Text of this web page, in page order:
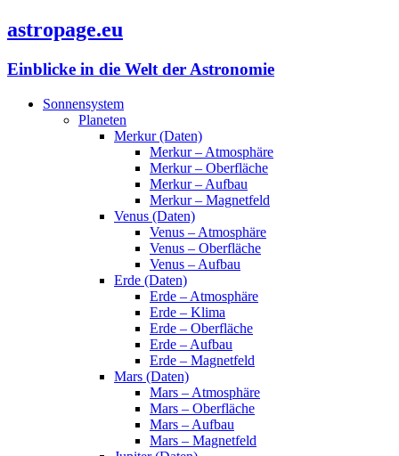
astropage.eu
Einblicke in die Welt der Astronomie
Sonnensystem
Planeten
Merkur (Daten)
Merkur – Atmosphäre
Merkur – Oberfläche
Merkur – Aufbau
Merkur – Magnetfeld
Venus (Daten)
Venus – Atmosphäre
Venus – Oberfläche
Venus – Aufbau
Erde (Daten)
Erde – Atmosphäre
Erde – Klima
Erde – Oberfläche
Erde – Aufbau
Erde – Magnetfeld
Mars (Daten)
Mars – Atmosphäre
Mars – Oberfläche
Mars – Aufbau
Mars – Magnetfeld